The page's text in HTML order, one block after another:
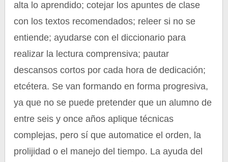
alta lo aprendido; cotejar los apuntes de clase
con los textos recomendados; releer si no se
entiende; ayudarse con el diccionario para
realizar la lectura comprensiva; pautar
descansos cortos por cada hora de dedicación;
etcétera. Se van formando en forma progresiva,
ya que no se puede pretender que un alumno de
entre seis y once años aplique técnicas
complejas, pero sí que automatice el orden, la
prolijidad o el manejo del tiempo. La ayuda del